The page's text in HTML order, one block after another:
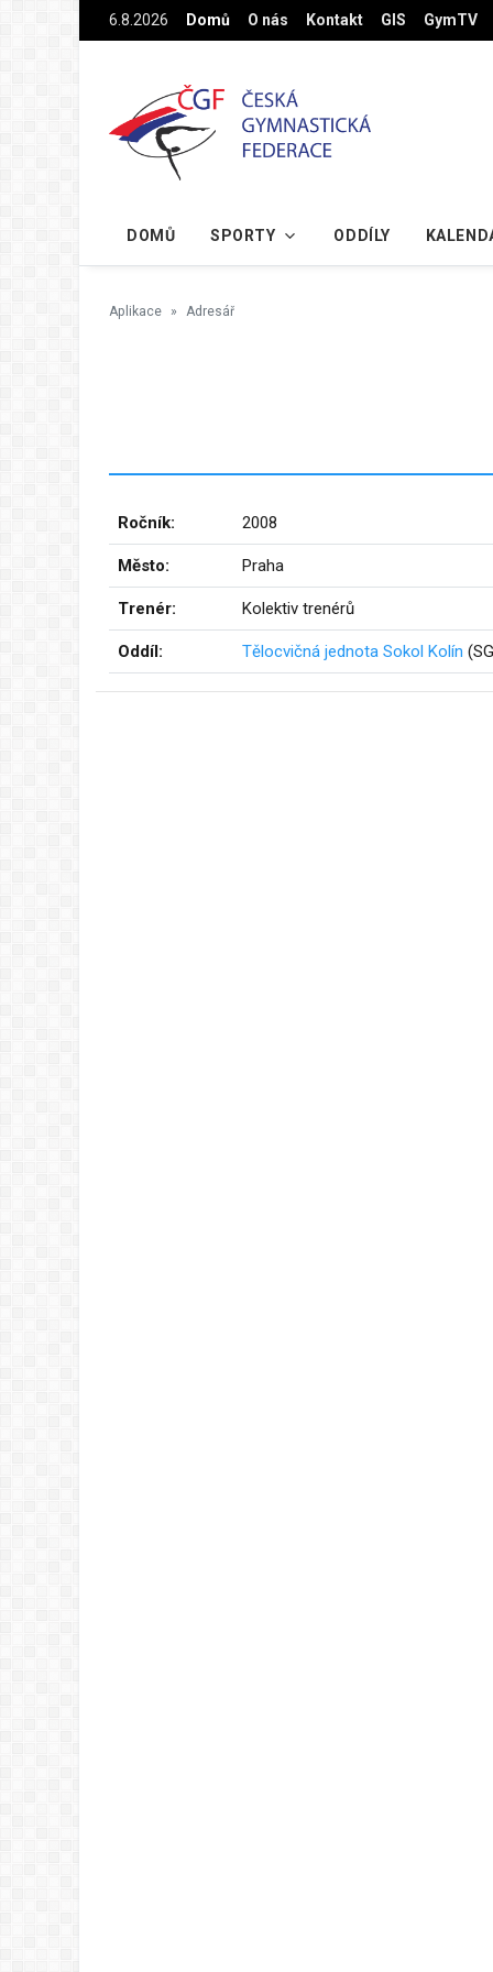
Na hlavní obsah6.8.2026 Domů O nás Kontakt GIS GymTV
DOMŮ SPORTY ODDÍLY
Aplikace Adresář
Ročník: 2008
Město: Praha
Trenér: Kolektiv trenérů
Oddíl: Tělocvičná jednota Sokol Kolín